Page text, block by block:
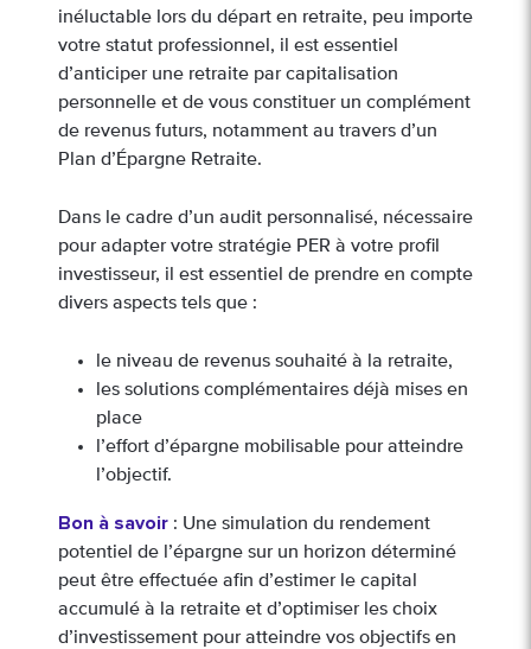
inéluctable lors du départ en retraite, peu importe
votre statut professionnel, il est essentiel
d’anticiper une retraite par capitalisation
personnelle et de vous constituer un complément
de revenus futurs, notamment au travers d’un
Plan d’Épargne Retraite.
Dans le cadre d’un audit personnalisé, nécessaire
pour adapter votre stratégie PER à votre profil
investisseur, il est essentiel de prendre en compte
divers aspects tels que :
le niveau de revenus souhaité à la retraite,
les solutions complémentaires déjà mises en
place
l’effort d’épargne mobilisable pour atteindre
l’objectif.
Bon à savoir : Une simulation du rendement
potentiel de l’épargne sur un horizon déterminé
peut être effectuée afin d’estimer le capital
accumulé à la retraite et d’optimiser les choix
d’investissement pour atteindre vos objectifs en